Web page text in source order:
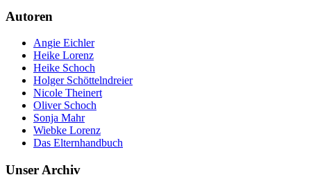
Autoren
Angie Eichler
Heike Lorenz
Heike Schoch
Holger Schöttelndreier
Nicole Theinert
Oliver Schoch
Sonja Mahr
Wiebke Lorenz
Das Elternhandbuch
Unser Archiv